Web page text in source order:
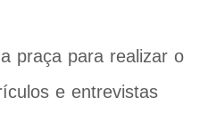
praça para realizar o
e entrevistas